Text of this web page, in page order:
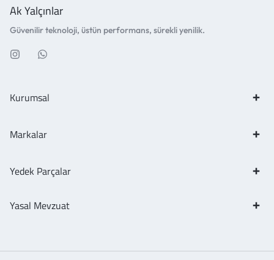
Ak Yalçınlar
Güvenilir teknoloji, üstün performans, sürekli yenilik.
Kurumsal
Markalar
Yedek Parçalar
Yasal Mevzuat